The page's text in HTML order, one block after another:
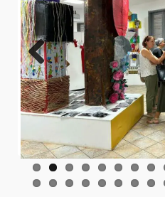
Previo
us